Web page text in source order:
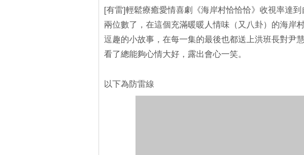
[有雷]輕鬆療癒愛情喜劇《海岸村恰恰恰》收視率達
兩位數了，在這個充滿暖暖人情味（又八卦）的海岸
逗趣的小故事，在每一集的最後也都送上洪班長對尹
看了總能夠心情大好，露出會心一笑。
以下為防雷線